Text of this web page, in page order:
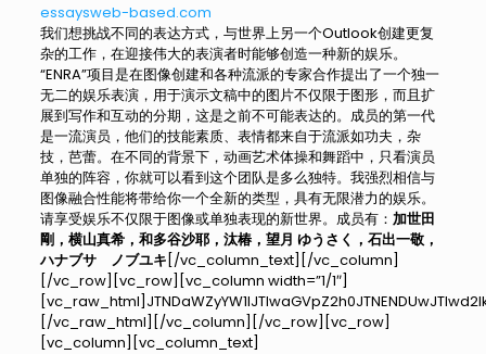
essaysweb-based.com
我们想挑战不同的表达方式，与世界上另一个Outlook创建更复
杂的工作，在迎接伟大的表演者时能够创造一种新的娱乐。
“ENRA”项目是在图像创建和各种流派的专家合作提出了一个独一
无二的娱乐表演，用于演示文稿中的图片不仅限于图形，而且扩
展到写作和互动的分期，这是之前不可能表达的。成员的第一代
是一流演员，他们的技能素质、表情都来自于流派如功夫，杂
技，芭蕾。在不同的背景下，动画艺术体操和舞蹈中，只看演员
单独的阵容，你就可以看到这个团队是多么独特。我强烈相信与
图像融合性能将带给你一个全新的类型，具有无限潜力的娱乐。
请享受娱乐不仅限于图像或单独表现的新世界。成员有： 加世田
剛， 横山真希， 和多谷沙耶， 汰椿， 望月 ゆうさく， 石出一敬，
ハナブサ ノブユキ [/vc_column_text][/vc_column]
[/vc_row][vc_row][vc_column width=”1/1″]
[/vc_raw_html][/vc_column][/vc_row][vc_row]
[vc_column][vc_column_text]